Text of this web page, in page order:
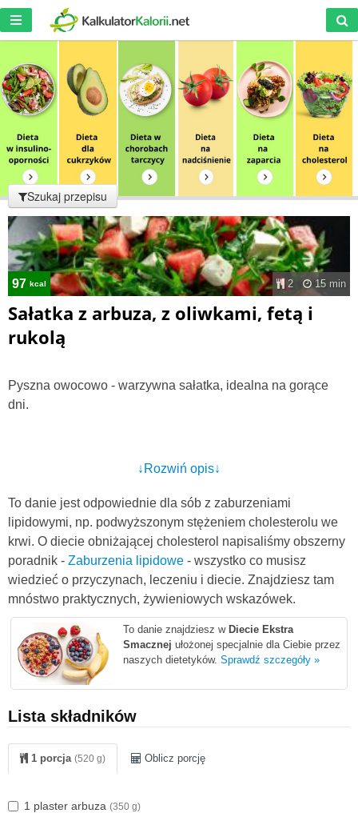
Szukaj przepisu
97 kcal 2 15 min
Sałatka z arbuza, z oliwkami, fetą i
rukolą
Pyszna owocowo - warzywna sałatka, idealna na gorące
dni.
↓Rozwiń opis↓
To danie jest odpowiednie dla sób z zaburzeniami
lipidowymi, np. podwyższonym stężeniem cholesterolu we
krwi. O diecie obniżającej cholesterol napisaliśmy obszerny
poradnik - Zaburzenia lipidowe - wszystko co musisz
wiedzieć o przyczynach, leczeniu i diecie. Znajdziesz tam
mnóstwo praktycznych, żywieniowych wskazówek.
To danie znajdziesz w Diecie Ekstra
Smacznej ułożonej specjalnie dla Ciebie przez
naszych dietetyków. Sprawdź szczegóły »
Lista składników
1 porcja (520 g) Oblicz porcję
1 plaster arbuza (350 g)